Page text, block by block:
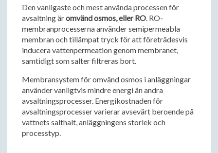
Den vanligaste och mest använda processen för
avsaltning äromvänd osmos, eller RO. RO-
membranprocesserna använder semipermeabla
membran och tillämpat tryck för att företrädesvis
inducera vattenpermeation genom membranet,
samtidigt som salter filtreras bort.
Membransystem för omvänd osmos i anläggningar
använder vanligtvis mindre energi än andra
avsaltningsprocesser. Energikostnaden för
avsaltningsprocesser varierar avsevärt beroende på
vattnets salthalt, anläggningens storlek och
processtyp.